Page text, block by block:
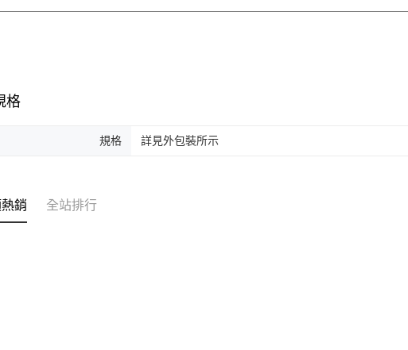
格
規格 詳見外包裝所示
銷 全站排行